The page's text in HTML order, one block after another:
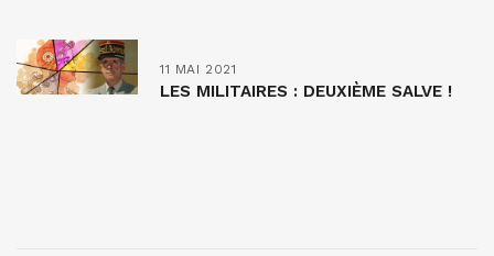
11 MAI 2021
LES MILITAIRES : DEUXIÈME SALVE !